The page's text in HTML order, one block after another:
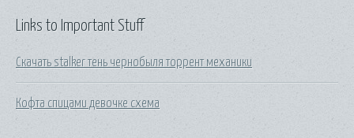
Links to Important Stuff
Скачать stalker тень чернобыля торрент механики
Кофта спицами девочке схема